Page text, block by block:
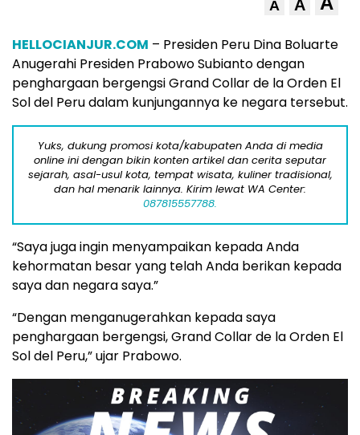
A A
HELLOCIANJUR.COM – Presiden Peru Dina Boluarte
Anugerahi Presiden Prabowo Subianto dengan
penghargaan bergengsi Grand Collar de la Orden El
Sol del Peru dalam kunjungannya ke negara tersebut.
Yuks, dukung promosi kota/kabupaten Anda di media
online ini dengan bikin konten artikel dan cerita seputar
sejarah, asal-usul kota, tempat wisata, kuliner tradisional,
dan hal menarik lainnya. Kirim lewat WA Center:
087815557788.
“Saya juga ingin menyampaikan kepada Anda
kehormatan besar yang telah Anda berikan kepada
saya dan negara saya.”
“Dengan menganugerahkan kepada saya
penghargaan bergengsi, Grand Collar de la Orden El
Sol del Peru,” ujar Prabowo.